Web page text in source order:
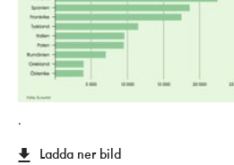
.
Ladda ner bild